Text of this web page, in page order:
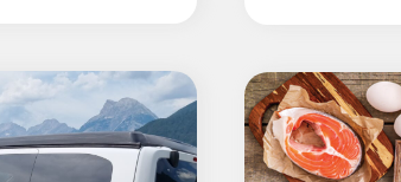
ist
nachhaltige
richtigen
im